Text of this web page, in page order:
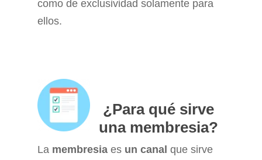
como de exclusividad solamente para
ellos.
¿Para qué sirve
una membresia?
La membresia es un canal que sirve